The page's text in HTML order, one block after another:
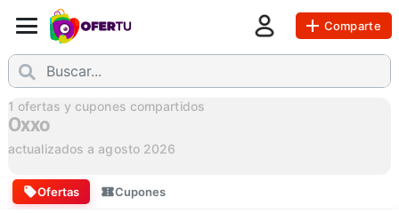
Comparte
1 ofertas y cupones compartidos
Oxxo
actualizados a agosto 2026
Ofertas Cupones